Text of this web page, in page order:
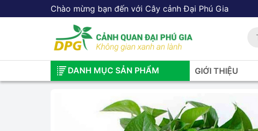
Chào mừng bạn đến với Cây cảnh Đại Phú Gia
DANH MỤC SẢN PHẨM GIỚI THIỆU